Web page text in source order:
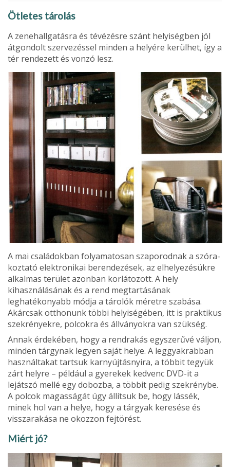
Ötletes tárolás
A zenehallgatásra és tévézésre szánt helyiség­ben jól
átgondolt szervezéssel minden a helyére kerülhet, így a
tér rendezett és vonzó lesz.
A mai családokban folyamatosan szaporodnak a szóra­
koztató elektronikai berendezések, az elhelyezésükre
al­kalmas terület azonban korlátozott. A hely
kihasználásá­nak és a rend megtartásának
leghatékonyabb módja a tárolók méretre szabása.
Akárcsak otthonunk többi he­lyiségében, itt is praktikus
szekrényekre, polcokra és áll­ványokra van szükség.
Annak érdekében, hogy a rend­rakás egyszerűvé váljon,
minden tárgynak legyen saját helye. A leggyakrabban
használtakat tartsuk karnyújtás­nyira, a többit tegyük
zárt helyre – például a gyerekek kedvenc DVD-it a
lejátszó mellé egy dobozba, a többit pedig szekrénybe.
A polcok magasságát úgy állítsuk be, hogy lássék,
minek hol van a helye, hogy a tárgyak ke­resése és
visszarakása ne okozzon fejtörést.
Miért jó?